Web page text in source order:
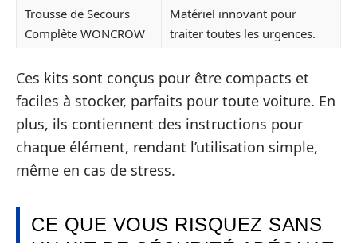
Trousse de Secours
Complète WONCROW
Matériel innovant pour
traiter toutes les urgences.
Ces kits sont conçus pour être compacts et
faciles à stocker, parfaits pour toute voiture. En
plus, ils contiennent des instructions pour
chaque élément, rendant l’utilisation simple,
même en cas de stress.
CE QUE VOUS RISQUEZ SANS